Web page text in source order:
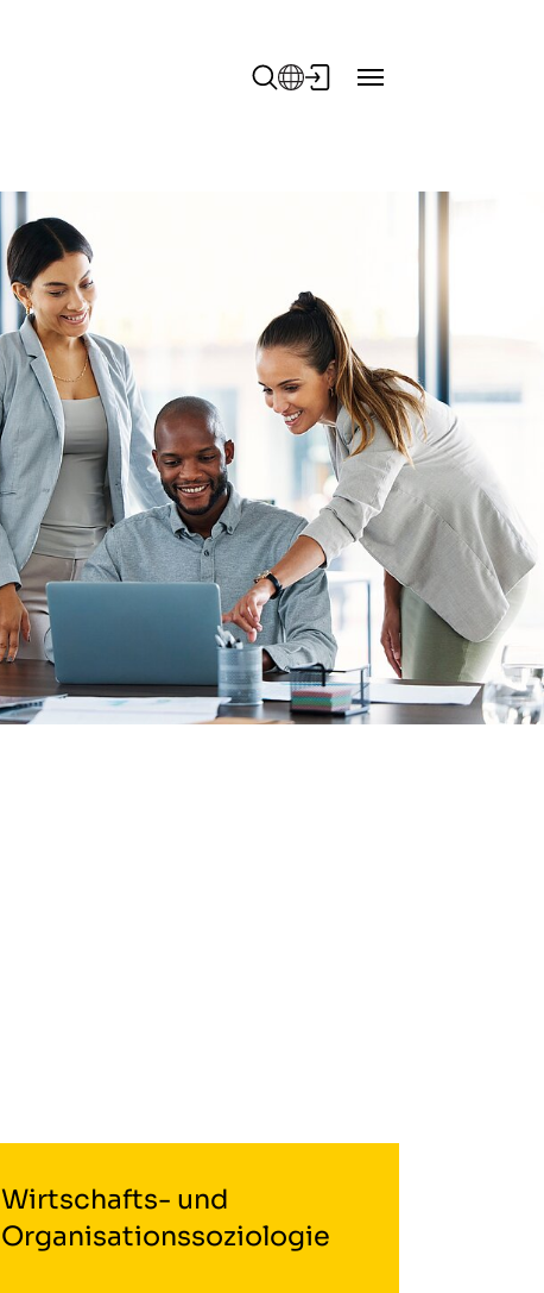
Wirtschafts- und
Organisationssoziologie